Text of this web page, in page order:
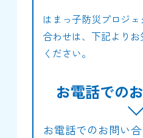
はまっ子防災プロジ
合わせは、下記より
ください。
お電話での
お電話でのお問い